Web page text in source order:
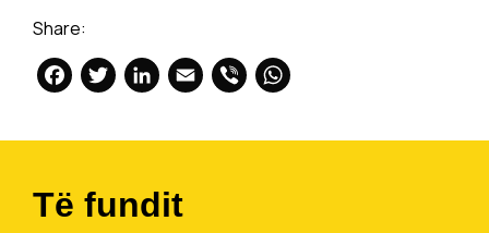
Share:
Facebook
Twitter
LinkedIn
Email
Viber
Të fundit